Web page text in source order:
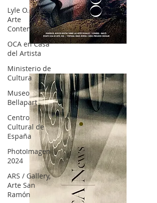
Lyle O. Reitzel
Arte
Contemporáneo
OCA en Casa
del Artista
Ministerio de
Cultura
Museo
Bellapart
Centro
Cultural de
España
PhotoImagen
2024
ARS / Gallery,
Arte San
Ramón
OCA|News 28 / Julio-Agosto-Septiembre, 2023